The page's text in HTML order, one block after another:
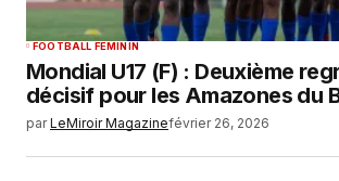
SUBMIT COMMENT
FOOTBALL FEMININ
Mondial U17 (F) : Deuxième
décisif pour les Amazones du
par LeMiroir Magazinefévrier 26, 2026